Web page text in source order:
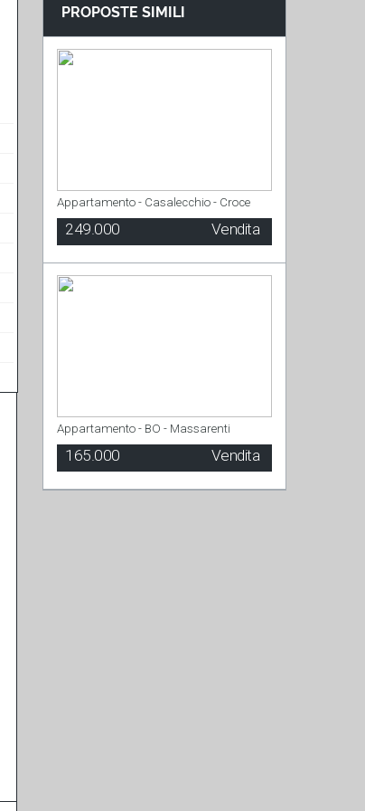
Appartamento - Casalecchio - Croce
249.000 Vendita
Appartamento - BO - Massarenti
165.000 Vendita